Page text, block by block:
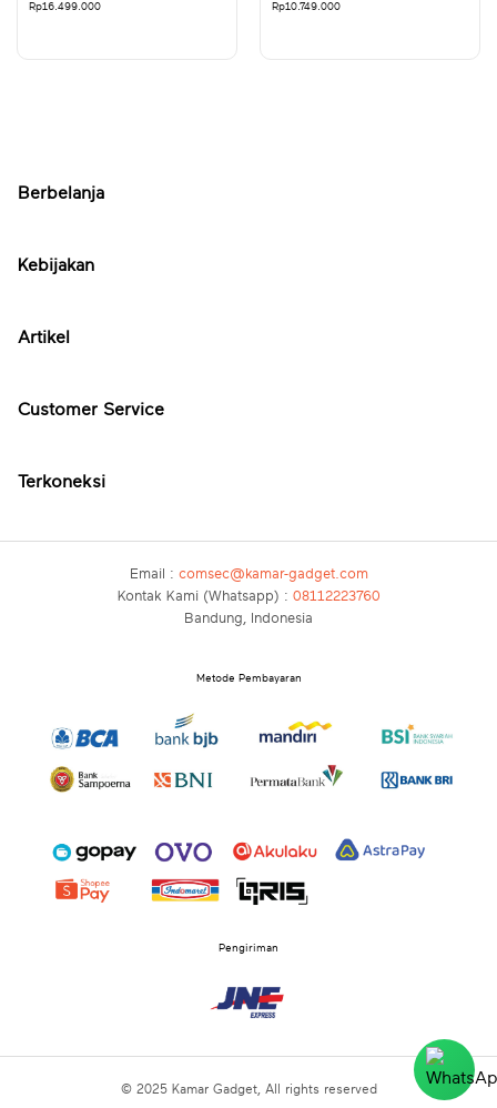
Rp16.499.000 Rp10.749.000
Berbelanja
Kebijakan
Artikel
Customer Service
Terkoneksi
Email : comsec@kamar-gadget.com
Kontak Kami (Whatsapp) : 08112223760
Bandung, Indonesia
Metode Pembayaran
Pengiriman
© 2025 Kamar Gadget, All rights reserved